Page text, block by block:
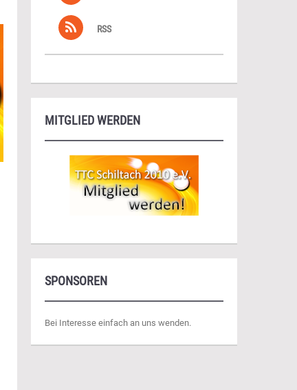
RSS
MITGLIED WERDEN
SPONSOREN
Bei Interesse einfach an uns wenden.